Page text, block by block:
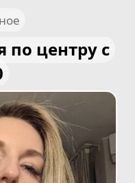
по центру с